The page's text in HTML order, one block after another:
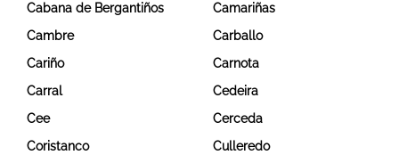
Cabana de Bergantiños
Camariñas
Cambre
Carballo
Cariño
Carnota
Carral
Cedeira
Cee
Cerceda
Coristanco
Culleredo